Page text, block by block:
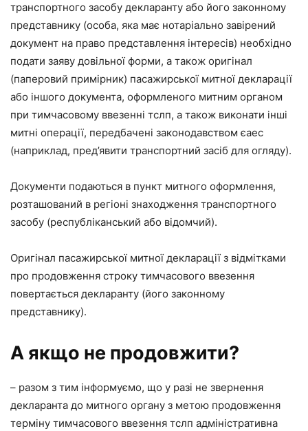
транспортного засобу декларанту або його законному
представнику (особа, яка має нотаріально завірений
документ на право представлення інтересів) необхідно
подати заяву довільної форми, а також оригінал
(паперовий примірник) пасажирської митної декларації
або іншого документа, оформленого митним органом
при тимчасовому ввезенні тслп, а також виконати інші
митні операції, передбачені законодавством єаес
(наприклад, пред’явити транспортний засіб для огляду).
Документи подаються в пункт митного оформлення,
розташований в регіоні знаходження транспортного
засобу (республіканський або відомчий).
Оригінал пасажирської митної декларації з відмітками
про продовження строку тимчасового ввезення
повертається декларанту (його законному
представнику).
А якщо не продовжити?
– разом з тим інформуємо, що у разі не звернення
декларанта до митного органу з метою продовження
терміну тимчасового ввезення тслп адміністративна